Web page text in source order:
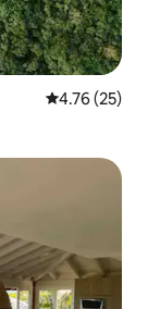
औसत रेटिंग 5 में
4.76 (25)